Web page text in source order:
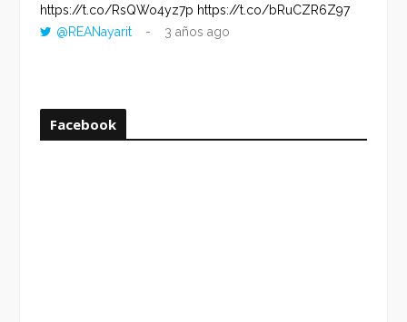
https://t.co/RsQWo4yz7p https://t.co/bRuCZR6Z97
@REANayarit
3 años ago
Facebook